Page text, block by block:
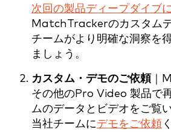
次回の製品ディープダイブ
MatchTrackerのカスタム
チームがより明確な洞察を
ましょう。
カスタム・デモのご依頼 ｜
その他のPro Video 製品で
ムのデータとビデオをご覧
当社チームにデモをご依頼